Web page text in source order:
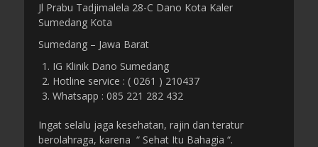
Jl Prabu Tadjimalela 28-C Dano Kota Kaler
Sumedang Kota
Sumedang – Jawa Barat
IG Klinik Dano Sumedang
Hotline service : ( 0261 ) 210437
Whatsapp : 085 221 282 432
Ingat selalu jaga kesehatan, rajin dan teratur
berolahraga, karena “ Sehat Itu Bahagia “.